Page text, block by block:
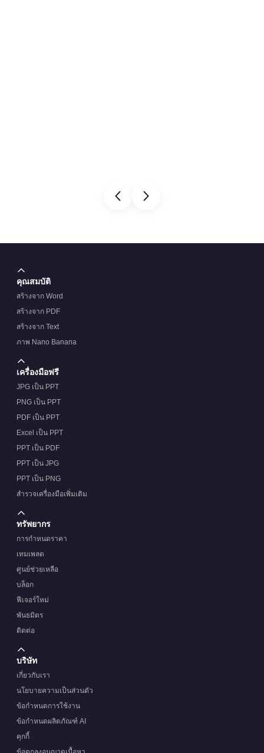
คุณสมบัติ
สร้างจาก Word
สร้างจาก PDF
สร้างจาก Text
ภาพ Nano Banana
เครื่องมือฟรี
JPG เป็น PPT
PNG เป็น PPT
PDF เป็น PPT
Excel เป็น PPT
PPT เป็น PDF
PPT เป็น JPG
PPT เป็น PNG
สำรวจเครื่องมือเพิ่มเติม
ทรัพยากร
การกำหนดราคา
เทมเพลต
ศูนย์ช่วยเหลือ
บล็อก
ฟีเจอร์ใหม่
พันธมิตร
ติดต่อ
บริษัท
เกี่ยวกับเรา
นโยบายความเป็นส่วนตัว
ข้อกำหนดการใช้งาน
ข้อกำหนดผลิตภัณฑ์ AI
คุกกี้